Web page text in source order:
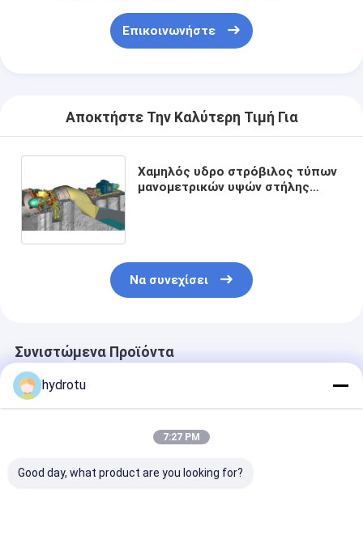
Επικοινωνήστε
Αποκτήστε Την Καλύτερη Τιμή Για
Χαμηλός υδρο στρόβιλος τύπων
μανομετρικών υψών στήλης
Να συνεχίσει
Συνιστώμενα Προϊόντα
hydrotu
7:27 PM
Good day, what product are you looking for?